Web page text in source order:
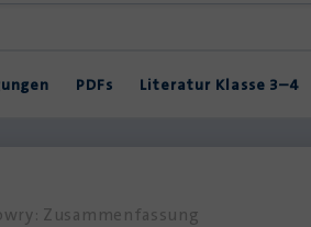
PDFs Literatur Klasse 3–4
Zusammenfassung